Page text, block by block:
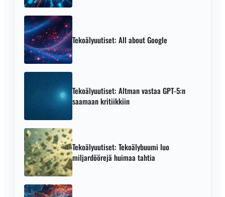
Tekoälyuutiset: All about Google
Tekoälyuutiset: Altman vastaa GPT-5:n
saamaan kritiikkiin
Tekoälyuutiset: Tekoälybuumi luo
miljardöörejä huimaa tahtia